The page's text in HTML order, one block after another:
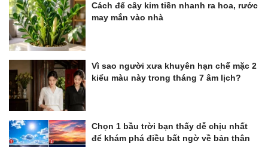
Cách để cây kim tiền nhanh ra hoa, rước
may mắn vào nhà
Vì sao người xưa khuyên hạn chế mặc 2
kiểu màu này trong tháng 7 âm lịch?
Chọn 1 bầu trời bạn thấy dễ chịu nhất
để khám phá điều bất ngờ về bản thân